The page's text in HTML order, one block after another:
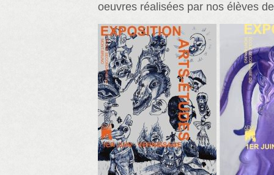
oeuvres réalisées par nos élèves